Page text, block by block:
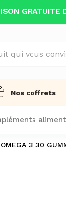
GRATUITE
Nos coffrets
OMEGA 3 30